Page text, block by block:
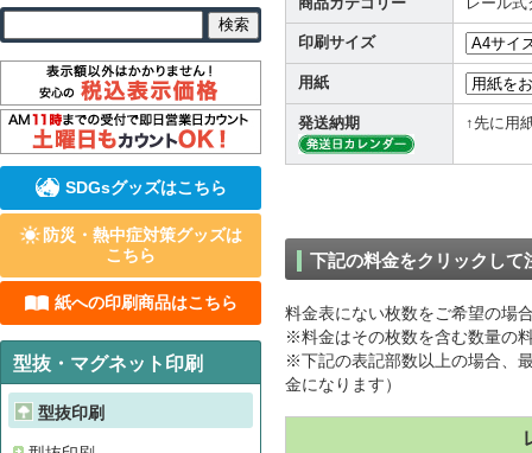
印刷サイズ
用紙
発送納期 ↑先に用
下記の料金をクリックして
料金表にない枚数をご希望の場
※料金はその枚数を含む数量の
※下記の表記部数以上の場合、
金になります）
SDGsグッズはこちら
防災・熱中症対策グッズは
こちら
紙への印刷商品はこちら
型抜・マグネット印刷
型抜印刷